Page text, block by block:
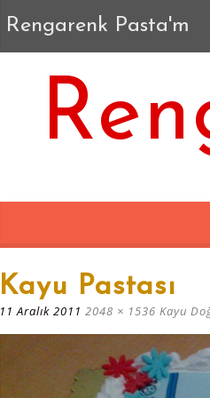
Rengarenk Pasta'm
Kayu Pastası
11 Aralık 2011 2048 × 1536 Kayu